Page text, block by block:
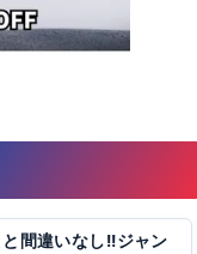
間違いなし!!ジャン